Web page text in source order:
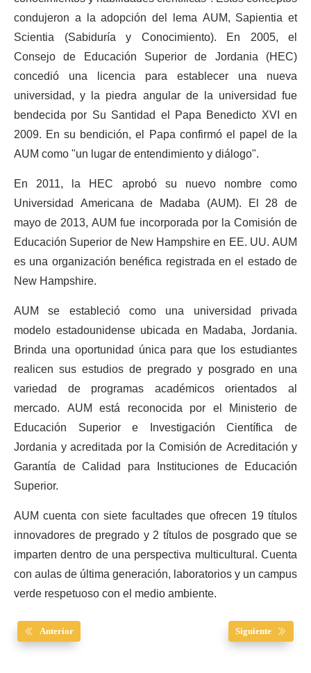
condujeron a la adopción del lema AUM, Sapientia et
Scientia (Sabiduría y Conocimiento). En 2005, el
Consejo de Educación Superior de Jordania (HEC)
concedió una licencia para establecer una nueva
universidad, y la piedra angular de la universidad fue
bendecida por Su Santidad el Papa Benedicto XVI en
2009. En su bendición, el Papa confirmó el papel de la
AUM como "un lugar de entendimiento y diálogo".
En 2011, la HEC aprobó su nuevo nombre como
Universidad Americana de Madaba (AUM). El 28 de
mayo de 2013, AUM fue incorporada por la Comisión de
Educación Superior de New Hampshire en EE. UU. AUM
es una organización benéfica registrada en el estado de
New Hampshire.
AUM se estableció como una universidad privada
modelo estadounidense ubicada en Madaba, Jordania.
Brinda una oportunidad única para que los estudiantes
realicen sus estudios de pregrado y posgrado en una
variedad de programas académicos orientados al
mercado. AUM está reconocida por el Ministerio de
Educación Superior e Investigación Científica de
Jordania y acreditada por la Comisión de Acreditación y
Garantía de Calidad para Instituciones de Educación
Superior.
AUM cuenta con siete facultades que ofrecen 19 títulos
innovadores de pregrado y 2 títulos de posgrado que se
imparten dentro de una perspectiva multicultural. Cuenta
con aulas de última generación, laboratorios y un campus
verde respetuoso con el medio ambiente.
Anterior Siguiente